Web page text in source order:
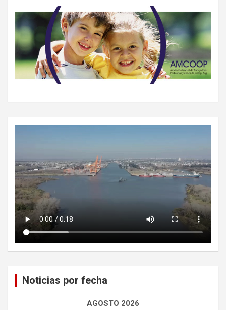
Noticias por fecha
AGOSTO 2026